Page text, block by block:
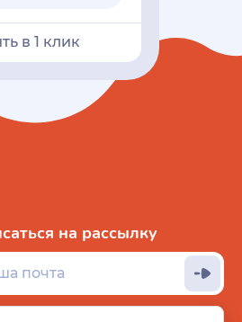
в 1 клик
на рассылку